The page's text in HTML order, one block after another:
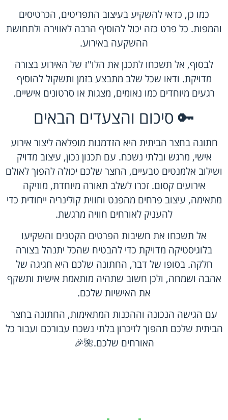
כמו כן, כדאי להשקיע בעיצוב התפריטים, הכרטיסים
והמפות. כל פרט כזה יכול להוסיף הרבה לאווירה ולתחושת
ההשקעה באירוע.
לבסוף, אל תשכחו לתכנן את הלו"ז של האירוע בצורה
מדויקת. ודאו שכל שלב מתבצע בזמן ותשקול להוסיף
רגעים מיוחדים כמו נאומים, מצגות או סרטונים אישיים.
🔑 סיכום והצעדים הבאים
חתונה בחצר הביתית היא הזדמנות מופלאה ליצור אירוע
אישי, מרגש ובלתי נשכח. עם תכנון נכון, עיצוב מדויק
ושילוב אלמנטים טבעיים, החצר שלכם יכולה להפוך לאולם
אירועים קסום. זכרו לשלב תאורה מיוחדת, מוזיקה
מתאימה, עיצוב פרחים מהפנט וחווית קולינריה ייחודית כדי
להעניק לאורחים חוויה מרגשת.
אל תשכחו את חשיבות הפרטים הקטנים והשקיעו
בלוגיסטיקה מדויקת כדי להבטיח שהכל יתנהל בצורה
חלקה. בסופו של דבר, החתונה שלכם היא חגיגה של
אהבה ושמחה, ולכן חשוב שתהיה מותאמת אישית ותשקף
את האישיות שלכם.
עם הגישה הנכונה וההכנות המתאימות, החתונה בחצר
הביתית שלכם תהפוך לזיכרון בלתי נשכח עבורכם ועבור כל
האורחים שלכם.🌺🎉